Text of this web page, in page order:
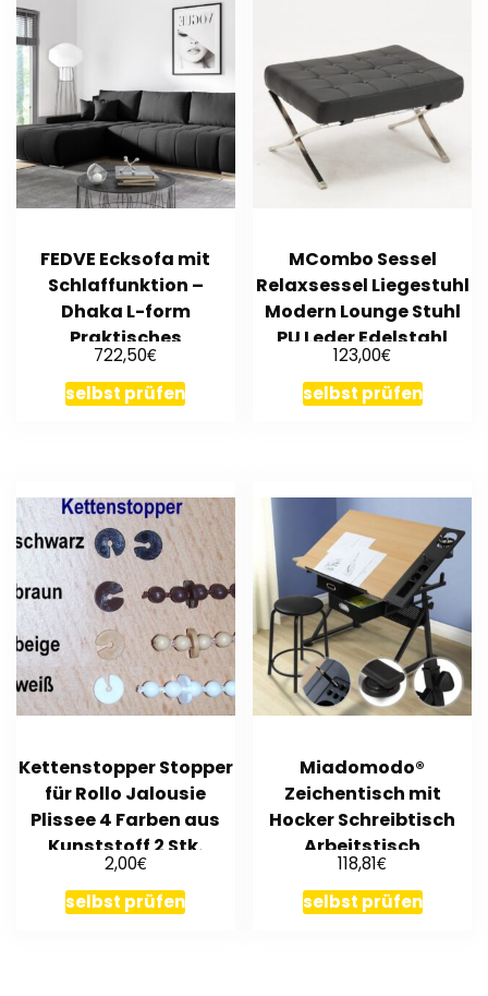
FEDVE Ecksofa mit
Schlaffunktion –
Dhaka L-form
Praktisches
Schlafsofa mit
Bettkasten
722,50€
selbst prüfen
MCombo Sessel
Relaxsessel Liegestuhl
Modern Lounge Stuhl
PU Leder Edelstahl
Stuhl
123,00€
selbst prüfen
Kettenstopper Stopper
für Rollo Jalousie
Plissee 4 Farben aus
Kunststoff 2 Stk.
2,00€
selbst prüfen
Miadomodo®
Zeichentisch mit
Hocker Schreibtisch
Arbeitstisch
Architektentisch
118,81€
selbst prüfen